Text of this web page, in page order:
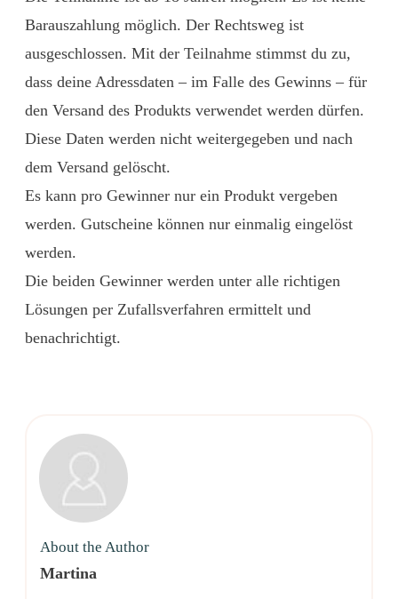
Barauszahlung möglich. Der Rechtsweg ist
ausgeschlossen. Mit der Teilnahme stimmst du zu,
dass deine Adressdaten – im Falle des Gewinns – für
den Versand des Produkts verwendet werden dürfen.
Diese Daten werden nicht weitergegeben und nach
dem Versand gelöscht.
Es kann pro Gewinner nur ein Produkt vergeben
werden. Gutscheine können nur einmalig eingelöst
werden.
Die beiden Gewinner werden unter alle richtigen
Lösungen per Zufallsverfahren ermittelt und
benachrichtigt.
About the Author
Martina